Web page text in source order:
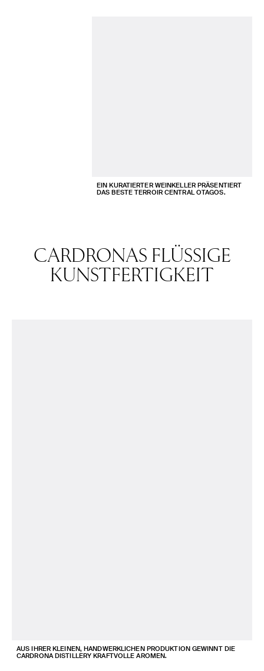
EIN KURATIERTER WEINKELLER PRÄSENTIERT
DAS BESTE TERROIR CENTRAL OTAGOS.
CARDRONAS FLÜSSIGE
KUNSTFERTIGKEIT
AUS IHRER KLEINEN, HANDWERKLICHEN PRODUKTION GEWINNT DIE
CARDRONA DISTILLERY KRAFTVOLLE AROMEN.